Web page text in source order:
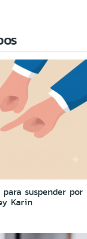
suspender por
Karin